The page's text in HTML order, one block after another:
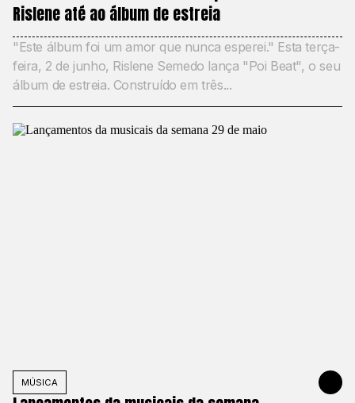
Rislene até ao álbum de estreia
"Este álbum foi um amor que nunca esperei." Esta terça-
feira, 2 de junho, Rislene Semedo lança "Poi Beat", o seu
álbum de estreia. Construído em três...
MÚSICA 30 DE